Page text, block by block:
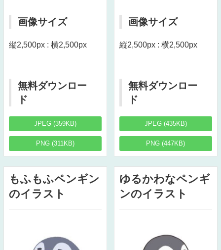
画像サイズ
縦2,500px : 横2,500px
無料ダウンロー
ド
JPEG (359KB)
PNG (311KB)
画像サイズ
縦2,500px : 横2,500px
無料ダウンロー
ド
JPEG (435KB)
PNG (447KB)
もふもふペンギン
のイラスト
ゆるかわなペンギ
ンのイラスト